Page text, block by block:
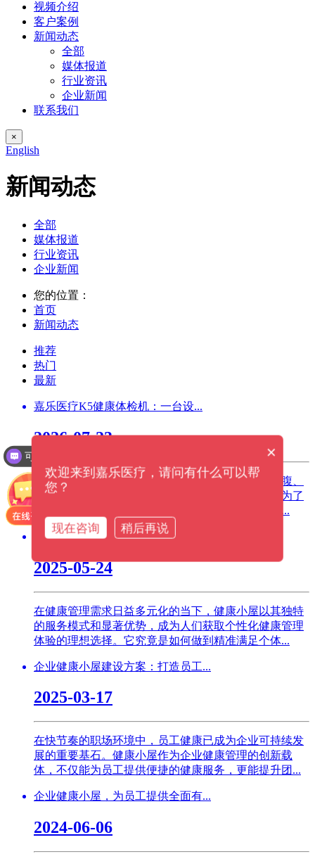
视频介绍
客户案例
新闻动态
全部
媒体报道
行业资讯
企业新闻
联系我们
×
English
新闻动态
全部
媒体报道
行业资讯
企业新闻
您的位置：
首页
新闻动态
推荐
热门
最新
嘉乐医疗K5健康体检机：一台设...
2026-07-23
说起体检，很多人脑海里浮现的画面就是：早起空腹、
医院排队、楼上楼下跑好几个科室，折腾大半天就为了
量个血压抽个血。但如果我告诉你，现在有一台设...
健康小屋打造个性化健康管理体验...
2025-05-24
在健康管理需求日益多元化的当下，健康小屋以其独特
的服务模式和显著优势，成为人们获取个性化健康管理
体验的理想选择。它究竟是如何做到精准满足个体...
企业健康小屋建设方案：打造员工...
2025-03-17
在快节奏的职场环境中，员工健康已成为企业可持续发
展的重要基石。健康小屋作为企业健康管理的创新载
体，不仅能为员工提供便捷的健康服务，更能提升团...
企业健康小屋，为员工提供全面有...
2024-06-06
×
欢迎来到嘉乐医疗，请问有什么可以帮
您？
现在咨询 稍后再说